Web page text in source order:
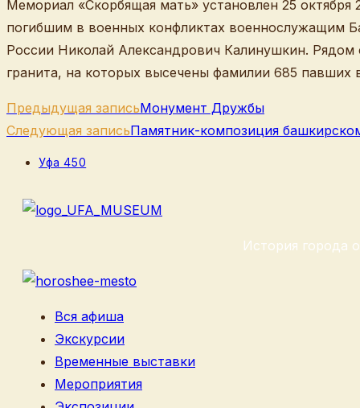
САЙТУ
Мемориал «Скорбящая мать» установлен 25
погибшим в военных конфликтах военнослужащим
России Николай Александрович Калинушкин.
гранита, на которых высечены фамилии 685 павших
Еще
статьи
Предыдущая записьМонумент Дружбы
Следующая записьПамятник-композиция
Рубрика
Уфа 450
История города
Вся афиша
Экскурсии
Временные выставки
Мероприятия